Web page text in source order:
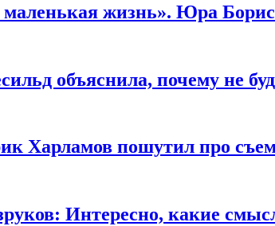
жизнь». Юра
объяснила, почему не
Харламов пошутил про
Интересно, какие